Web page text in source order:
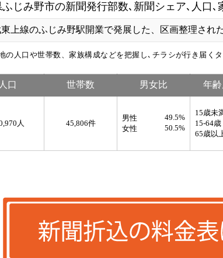
じみ野市の新聞発行部数､新聞シェア､人口､
上線のふじみ野駅開業で発展した、区画整理され
の人口や世帯数、家族構成などを把握し､チラシが行き届く
口 世帯数 男女比 年
人 45,806件
男性
49.5%
女性
50.5%
15歳未
15-64歳
65歳以